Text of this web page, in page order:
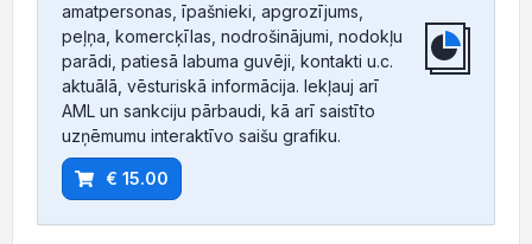
amatpersonas, īpašnieki, apgrozījums,
peļņa, komercķīlas, nodrošinājumi, nodokļu
parādi, patiesā labuma guvēji, kontakti u.c.
aktuālā, vēsturiskā informācija. Iekļauj arī
AML un sankciju pārbaudi, kā arī saistīto
uzņēmumu interaktīvo saišu grafiku.
€ 15.00